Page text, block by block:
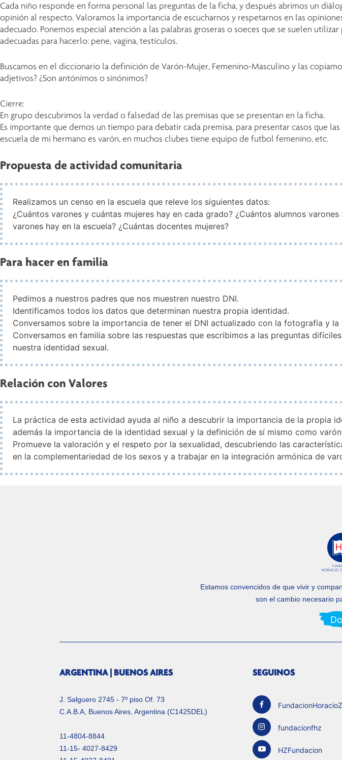
Cada niño responde en forma personal las preguntas de la ficha, y después abrimos un
opinión al respecto. Valoramos la importancia de escucharnos y respetarnos en las
adecuado. Ponemos especial atención a las palabras groseras o soeces que se suelen
adecuadas para hacerlo: pene, vagina, testículos.
Buscamos en el diccionario la definición de Varón-Mujer, Femenino-Masculino y las
adjetivos? ¿Son antónimos o sinónimos?
Cierre:
En grupo descubrimos la verdad o falsedad de las premisas que se presentan en la ficha.
Es importante que demos un tiempo para debatir cada premisa, para presentar casos que
escuela de mi hermano es varón, en muchos clubes tiene equipo de futbol femenino, etc.
Propuesta de actividad comunitaria
Realizamos un censo en la escuela que releve los siguientes datos:
¿Cuántos varones y cuántas mujeres hay en cada grado? ¿Cuántos alumnos
varones hay en la escuela? ¿Cuántas docentes mujeres?
Para hacer en familia
Pedimos a nuestros padres que nos muestren nuestro DNI.
Identificamos todos los datos que determinan nuestra propia identidad.
Conversamos sobre la importancia de tener el DNI actualizado con la fotografía y
Conversamos en familia sobre las respuestas que escribimos a las preguntas
nuestra identidad sexual.
Relación con Valores
La práctica de esta actividad ayuda al niño a descubrir la importancia de la propia
además la importancia de la identidad sexual y la definición de sí mismo como
Promueve la valoración y el respeto por la sexualidad, descubriendo las
en la complementariedad de los sexos y a trabajar en la integración armónica de
Estamos convencidos de que vivir y
son el cambio necesario
ARGENTINA | BUENOS AIRES
J. Salguero 2745 - 7º piso Of. 73
C.A.B.A, Buenos Aires, Argentina (C1425DEL)
11-4804-8844
11-15- 4027-8429
SEGUINOS
fundacionfhz
HZFundacion